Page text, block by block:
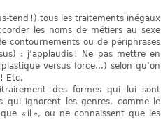
tend !) tous les traitements inégaux
les noms de métiers au sexe
contournements ou de périphrases
: j’applaudis ! Ne pas mettre en
versus force…) selon qu’on
Etc.
des formes qui lui sont
qui ignorent les genres, comme le
« il », ou ne connaissent que les